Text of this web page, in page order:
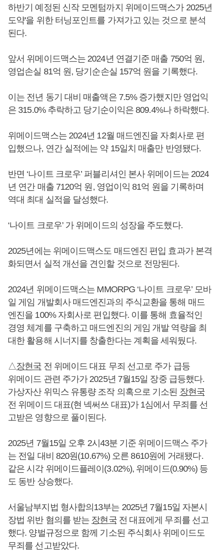
하반기 예정된 신작 모멘텀까지 위메이드맥스가 2025년
도약'을 위한 터닝포인트를 가져가고 있는 것으로 분석
된다.
앞서 위메이드맥스는 2024년 연결기준 매출 750억 원,
영업손실 81억 원, 당기순손실 157억 원을 기록했다.
이는 전년 동기 대비 매출액은 7.5% 증가했지만 영업익
은 315.0% 추락하고 당기순이익은 809.4%나 하락했다.
위메이드맥스는 2024년 12월 매드엔진을 자회사로 편
입했으나, 연간 실적에는 약 15일치 매출만 반영됐다.
반면 ‘나이트 크로우’ 퍼블리셔인 본사 위메이드는 2024
년 연간 매출 7120억 원, 영업이익 81억 원을 기록하며
역대 최대 실적을 달성했다.
‘나이트 크로우’ 가 위메이드의 성장을 주도했다.
2025년에는 위메이드맥스도 매드엔진 편입 효과가 본격
화되면서 실적 개선을 견인할 것으로 전망된다.
2024년 위메이드맥스는 MMORPG ‘나이트 크로우’ 모바
일 게임 개발회사 매드엔진과의 주식교환을 통해 매드
엔진을 100% 자회사로 편입했다. 이를 통해 효율적인
경영 체계를 구축하고 매드엔진의 게임 개발 역량을 최
대한 활용해 시너지를 창출한다는 계획을 세워뒀다.
△장현국 전 위메이드 대표 무죄 선고로 주가 급등
위메이드 관련 주가가 2025년 7월15일 장중 급등했다.
가상자산 위믹스 유통량 조작 의혹으로 기소된 장현국
전 위메이드 대표(현 넥써쓰 대표)가 1심에서 무죄를 선
고받은 영향으로 풀이된다.
2025년 7월15일 오후 2시43분 기준 위메이드맥스 주가
는 전일 대비 820원(10.67%) 오른 8610원에 거래됐다.
같은 시각 위메이드플레이(3.02%), 위메이드(0.90%) 등
도 동반 상승했다.
서울남부지법 형사합의13부는 2025년 7월15일 자본시
장법 위반 혐의를 받는 장현국전 대표에게 무죄를 선고
했다. 양벌규정으로 함께 기소된 주식회사 위메이드도
무죄를 선고받았다.